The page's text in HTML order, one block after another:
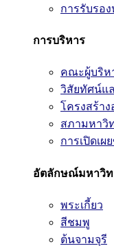
การรับรอ
การบริหาร
คณะผู้บริห
วิสัยทัศน์แ
โครงสร้าง
สภามหาวิ
การเปิดเ
อัตลักษณ์มหาวิท
พระเกี้ยว
สีชมพู
ต้นจามจุรี